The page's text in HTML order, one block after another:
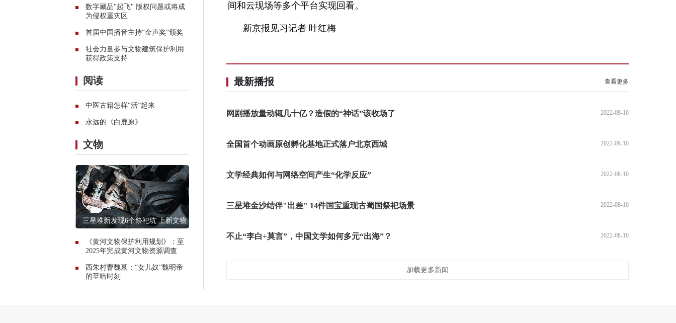
数字藏品"起飞" 版权问题或将成
为侵权重灾区
首届中国播音主持“金声奖”颁奖
社会力量参与文物建筑保护利用
获得政策支持
阅读
中医古籍怎样“活”起来
永远的《白鹿原》
文物
三星堆新发现6个祭祀坑 上新文物
《黄河文物保护利用规划》：至
2025年完成黄河文物资源调查
西朱村曹魏墓：“女儿奴”魏明帝
的至暗时刻
间和云现场等多个平台实现回看。
新京报见习记者 叶红梅
最新播报 查看更多
网剧播放量动辄几十亿？造假的“神话”该收场了 2022-08-10
全国首个动画原创孵化基地正式落户北京西城 2022-08-10
文学经典如何与网络空间产生“化学反应” 2022-08-10
三星堆金沙结伴"出差" 14件国宝重现古蜀国祭祀场景 2022-08-10
不止“李白+莫言”，中国文学如何多元“出海”？ 2022-08-10
加载更多新闻